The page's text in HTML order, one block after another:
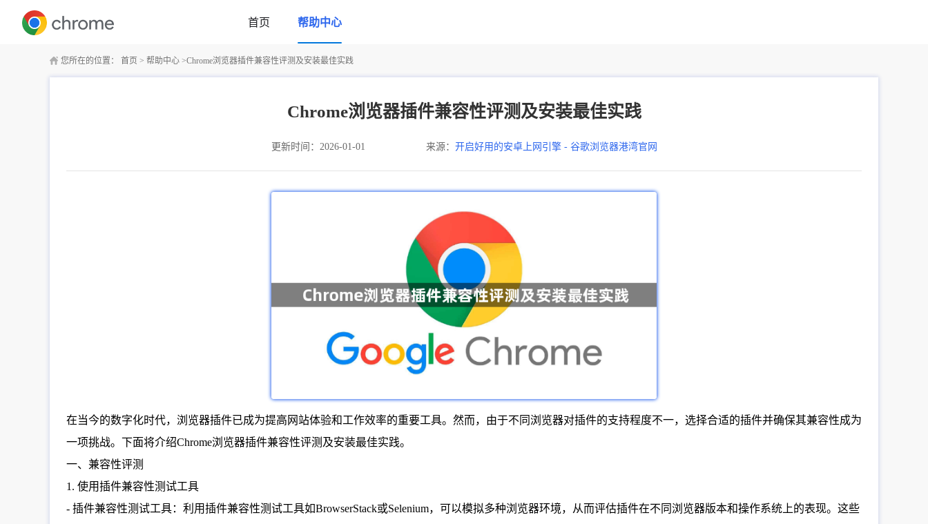
首页 帮助中心
您所在的位置： 首页 > 帮助中心 >Chrome浏览器插件兼容性评测及安装最佳实践
Chrome浏览器插件兼容性评测及安装最佳实践
更新时间：2026-01-01 来源： 开启好用的安卓上网引擎 - 谷歌浏览器港湾官网
在当今的数字化时代，浏览器插件已成为提高网站体验和工作效率的重要工具。然而，由于不同浏览器对插件的支持程度不一，选择合适的插件并确保其兼容性成为
一项挑战。下面将介绍Chrome浏览器插件兼容性评测及安装最佳实践。
一、兼容性评测
1. 使用插件兼容性测试工具
- 插件兼容性测试工具：利用插件兼容性测试工具如BrowserStack或Selenium，可以模拟多种浏览器环境，从而评估插件在不同浏览器版本和操作系统上的表现。这些